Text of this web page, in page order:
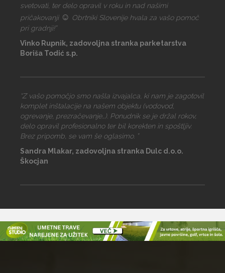
svetovati, ter delo opravil v roku in nad našimi
pričakovanji ☺ Obrtniki Slovenije hvala za vašo pomoč
pri gradnji!”
Vinko Rupnik, zadovoljna stranka parketarstva
Boriša Todić s.p.
“Z vašo pomočjo smo našla izvajalca, ki nam je zagotovil
komplet inštalacije na našem objektu (vodovod,
ogrevanje, prezračevanje…). Ponudnik se je držal rokov,
delo opravil profesionalno ter bil korekten in spoštljiv.
Brez pripomb, se vam še oglasimo. ”
Sandra Mlakar, zadovoljna stranka Dulc d.o.o.
Škocjan